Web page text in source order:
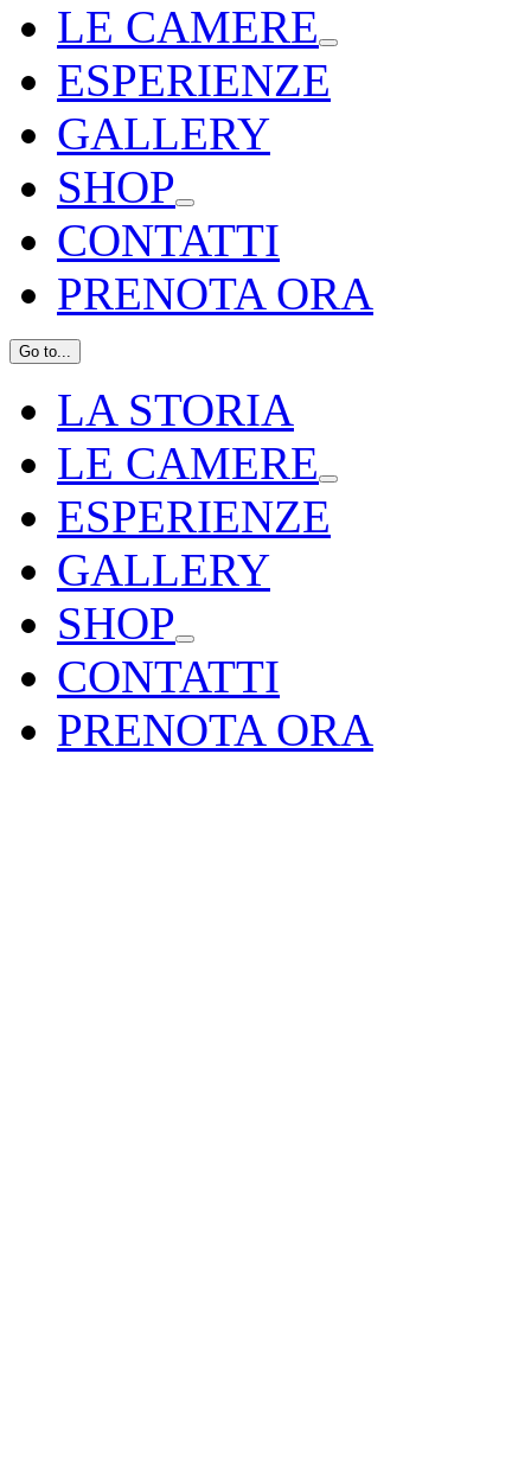
LE CAMERE
ESPERIENZE
GALLERY
SHOP
CONTATTI
PRENOTA ORA
Go to...
LA STORIA
LE CAMERE
ESPERIENZE
GALLERY
SHOP
CONTATTI
PRENOTA ORA